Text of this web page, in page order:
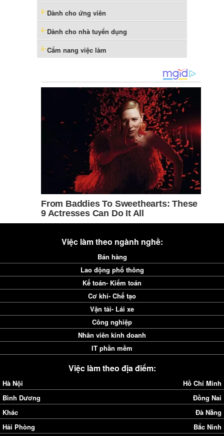
Dành cho ứng viên
Dành cho nhà tuyển dụng
Cẩm nang việc làm
Việc làm theo ngành nghề:
Bán hàng
Lao động phổ thông
Kế toán- Kiểm toán
Cơ khí- Chế tạo
Vận tải- Lái xe
Công nghiệp
Nhân viên kinh doanh
IT phần mềm
Việc làm theo địa điểm:
Hà Nội
Hồ Chí Minh
Bình Dương
Đồng Nai
Khác
Đà Nẵng
Hải Phòng
Bắc Ninh